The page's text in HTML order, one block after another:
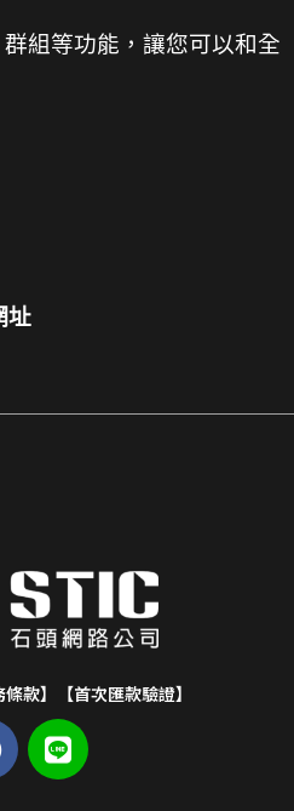
組等功能，讓您可以和全
址
條款】 【首次匯款驗證】